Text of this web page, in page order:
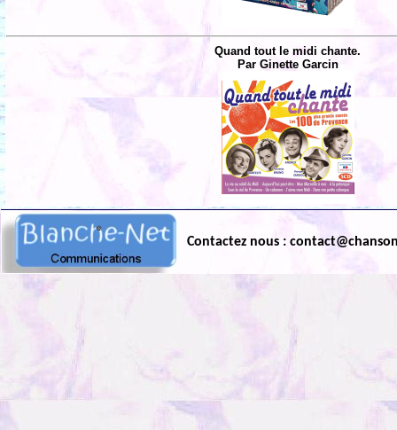
Quand tout le midi chante.
Par Ginette Garcin
Contactez nous :